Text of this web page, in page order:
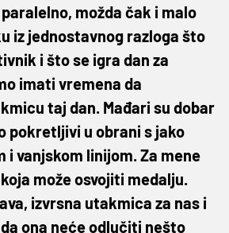
možda čak i malo
iz jednostavnog razloga što
i što se igra dan za
imati vremena da
taj dan. Mađari su dobar
pokretljivi u obrani s jako
vanjskom linijom. Za mene
može osvojiti medalju.
izvrsna utakmica za nas i
ona neće odlučiti nešto